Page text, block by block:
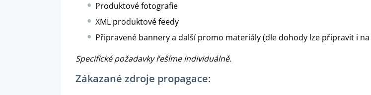
Produktové fotografie
XML produktové feedy
Připravené bannery a další promo materiály (dle dohody lze připravit i
Specifické požadavky řešíme individuálně.
Zákazané zdroje propagace: